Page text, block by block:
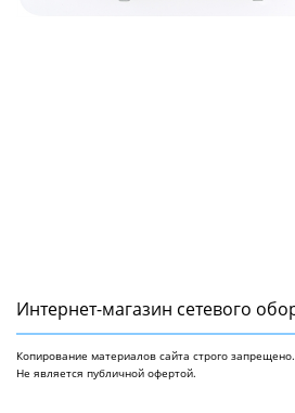
Интернет-магазин сетeвого
Копирование материалов сайта строго запрещено.
Не является публичной офертой.